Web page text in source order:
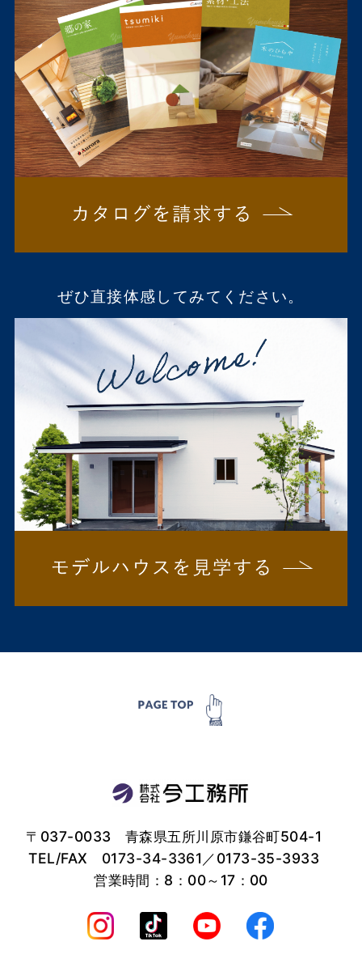
ぜひ直接体感してみてください。
〒037-0033 青森県五所川原市鎌谷町504-1
TEL/FAX 0173-34-3361 ／0173-35-3933
営業時間：8：00～17：00